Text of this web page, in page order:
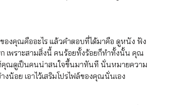
องคุณคืออะไร แล้วคำตอบที่ได้มาคือ ดูหนัง ฟัง
เพราะสามสิ่งนี้ คนร้อยทั้งร้อยก็ทำทั้งนั้น คุณ
คุณดูเป็นคนน่าสนใจขึ้นมาทันที นั่นหมายความ
น้อย เอาไว้เสริมโปรไฟล์ของคุณนั่นเอง